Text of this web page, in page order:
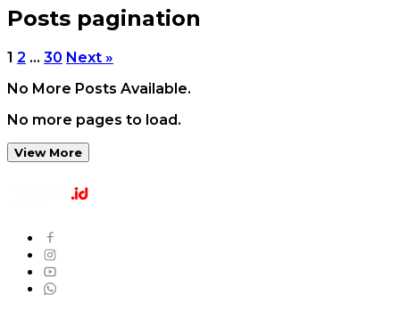
Posts pagination
1 2 … 30 Next »
No More Posts Available.
No more pages to load.
View More